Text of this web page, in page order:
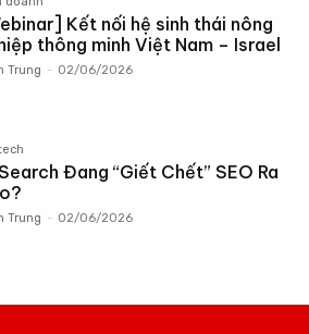
Kết nối hệ sinh thái nông
thông minh Việt Nam – Israel
Trung - 02/06/2026
Đang “Giết Chết” SEO Ra
Trung - 02/06/2026